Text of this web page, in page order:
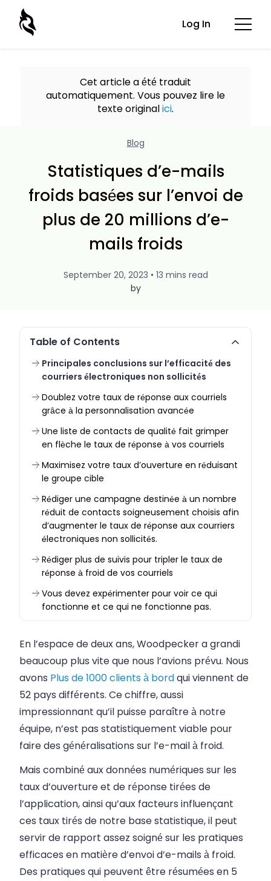
Log In
Cet article a été traduit
automatiquement. Vous pouvez lire le
texte originalici.
Blog
Statistiques d’e-mails
froids basées sur l’envoi de
plus de 20 millions d’e-
mails froids
by
September 20, 2023 • 13 mins read
Table of Contents
Principales conclusions sur l’efficacité des
courriers électroniques non sollicités
Doublez votre taux de réponse aux courriels
grâce à la personnalisation avancée
Une liste de contacts de qualité fait grimper
en flèche le taux de réponse à vos courriels
Maximisez votre taux d’ouverture en réduisant
le groupe cible
Rédiger une campagne destinée à un nombre
réduit de contacts soigneusement choisis afin
d’augmenter le taux de réponse aux courriers
électroniques non sollicités.
Rédiger plus de suivis pour tripler le taux de
réponse à froid de vos courriels
Vous devez expérimenter pour voir ce qui
fonctionne et ce qui ne fonctionne pas.
En l’espace de deux ans, Woodpecker a grandi
beaucoup plus vite que nous l’avions prévu. Nous
avons Plus de 1000 clients à bordqui viennent de
52 pays différents. Ce chiffre, aussi
impressionnant qu’il puisse paraître à notre
équipe, n’est pas statistiquement viable pour
faire des généralisations sur l’e-mail à froid.
Mais combiné aux données numériques sur les
taux d’ouverture et de réponse tirées de
l’application, ainsi qu’aux facteurs influençant
ces taux tirés de notre base statistique, il peut
servir de rapport assez soigné sur les pratiques
efficaces en matière d’envoi d’e-mails à froid.
Des pratiques qui peuvent être résumées en 5